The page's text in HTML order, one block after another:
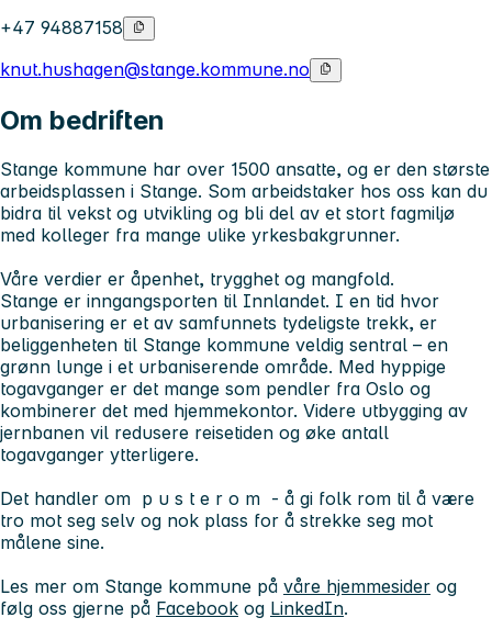
+47 94887158
knut.hushagen@stange.kommune.no
Om bedriften
Stange kommune har over 1500 ansatte, og er den største
arbeidsplassen i Stange. Som arbeidstaker hos oss kan du
bidra til vekst og utvikling og bli del av et stort fagmiljø
med kolleger fra mange ulike yrkesbakgrunner.
Våre verdier er åpenhet, trygghet og mangfold.
Stange er inngangsporten til Innlandet. I en tid hvor
urbanisering er et av samfunnets tydeligste trekk, er
beliggenheten til Stange kommune veldig sentral – en
grønn lunge i et urbaniserende område. Med hyppige
togavganger er det mange som pendler fra Oslo og
kombinerer det med hjemmekontor. Videre utbygging av
jernbanen vil redusere reisetiden og øke antall
togavganger ytterligere.
Det handler om p u s t e r o m - å gi folk rom til å være
tro mot seg selv og nok plass for å strekke seg mot
målene sine.
Les mer om Stange kommune på våre hjemmesider og
følg oss gjerne på Facebook og LinkedIn.